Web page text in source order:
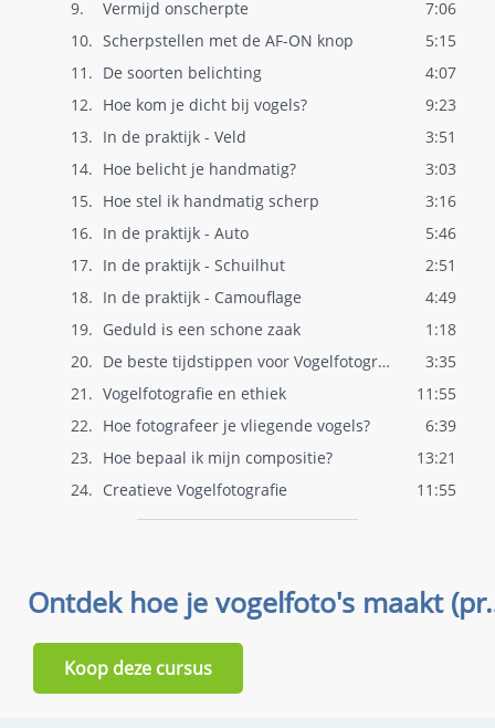
9.
Vermijd onscherpte
7:06
10. Scherpstellen met de AF-ON knop
5:15
11. De soorten belichting
4:07
12. Hoe kom je dicht bij vogels?
9:23
13. In de praktijk - Veld
3:51
14. Hoe belicht je handmatig?
3:03
15. Hoe stel ik handmatig scherp
3:16
16. In de praktijk - Auto
5:46
17. In de praktijk - Schuilhut
2:51
18. In de praktijk - Camouflage
4:49
19. Geduld is een schone zaak
1:18
20.
De beste tijdstippen voor Vogelfotografi..
3:35
21. Vogelfotografie en ethiek
11:55
22. Hoe fotografeer je vliegende vogels?
6:39
23. Hoe bepaal ik mijn compositie?
13:21
24. Creatieve Vogelfotografie 11:55
Ontdek
Koop deze cursus